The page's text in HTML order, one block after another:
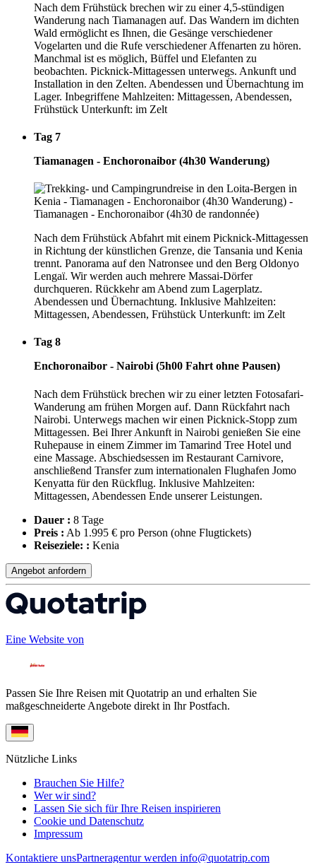
Nach dem Frühstück brechen wir zu einer 4,5-stündigen
Wanderung nach Tiamanagen auf. Das Wandern im dichten
Wald ermöglicht es Ihnen, die Gesänge verschiedener
Vogelarten und die Rufe verschiedener Affenarten zu hören.
Manchmal ist es möglich, Büffel und Elefanten zu
beobachten. Picknick-Mittagessen unterwegs. Ankunft und
Installation in den Zelten. Abendessen und Übernachtung im
Lager. Inbegriffene Mahlzeiten: Mittagessen, Abendessen,
Frühstück Unterkunft: im Zelt
Tag 7
Tiamanagen - Enchoronaibor (4h30 Wanderung)
Nach dem Frühstück Abfahrt mit einem Picknick-Mittagessen
in Richtung der künstlichen Grenze, die Tansania und Kenia
trennt. Panorama auf den Natronsee und den Berg Oldonyo
Lengaï. Wir werden auch mehrere Massai-Dörfer
durchqueren. Rückkehr am Abend zum Lagerplatz.
Abendessen und Übernachtung. Inklusive Mahlzeiten:
Mittagessen, Abendessen, Frühstück Unterkunft: im Zelt
Tag 8
Enchoronaibor - Nairobi (5h00 Fahrt ohne Pausen)
Nach dem Frühstück brechen wir zu einer letzten Fotosafari-
Wanderung am frühen Morgen auf. Dann Rückfahrt nach
Nairobi. Unterwegs machen wir einen Picknick-Stopp zum
Mittagessen. Bei Ihrer Ankunft in Nairobi genießen Sie eine
Ruhepause in einem Zimmer im Tamarind Tree Hotel und
eine Massage. Abschiedsessen im Restaurant Carnivore,
anschließend Transfer zum internationalen Flughafen Jomo
Kenyatta für den Rückflug. Inklusive Mahlzeiten:
Mittagessen, Abendessen Ende unserer Leistungen.
Dauer : 8 Tage
Preis : Ab 1.995 € pro Person (ohne Flugtickets)
Reiseziele: : Kenia
Angebot anfordern
Eine Website von
Passen Sie Ihre Reisen mit Quotatrip an und erhalten Sie
maßgeschneiderte Angebote direkt in Ihr Postfach.
Nützliche Links
Brauchen Sie Hilfe?
Wer wir sind?
Lassen Sie sich für Ihre Reisen inspirieren
Cookie und Datenschutz
Impressum
Kontaktiere unsPartneragentur werden info@quotatrip.com